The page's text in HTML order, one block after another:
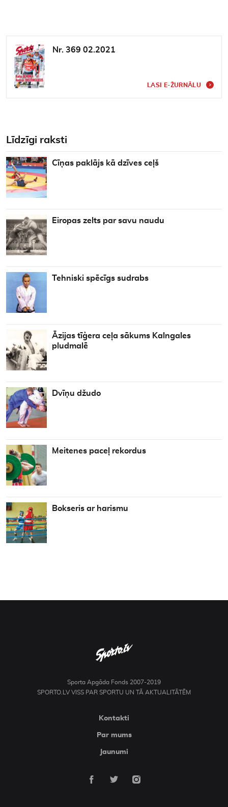
Nr. 369 02.2021
LASI E-ŽURNĀLU
Līdzīgi raksti
Cīņas paklājs kā dzīves ceļš
Eiropas zelts par savu naudu
Tehniski spēcīgs sudrabs
Āzijas tīģera ceļa sākums Kalngales
pludmalē
Dvīņu džudo
Meitenes paceļ rekordus
Bokseris ar harismu
Sporta Apgāda Fonds 2007-2019
SPORTO.LV VISS PAR SPORTU UN TĀ AKTUALITĀTĒM
Kontakti
Par mums
Jaunumi